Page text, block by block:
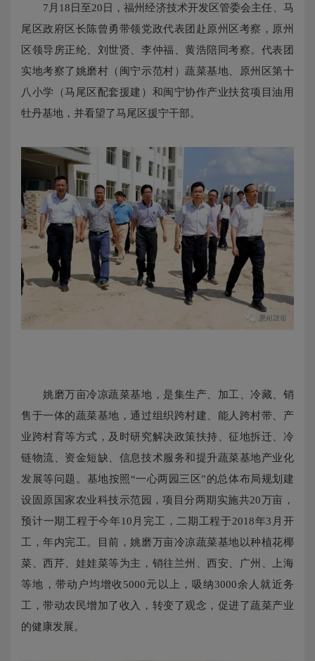
7 月 18日 至20日，福州经济技术开发区管委会主任、马
尾区政府区长陈曾勇带领党政代表团赴原州区考察，原州
区领导房正纶、刘世贤、李仲福、黄浩陪同考察。代表团
实地考察了姚磨村（闽宁示范村）蔬菜基地、原州区第十
八小学（马尾区配套援建）和闽宁协作产业扶贫项目油用
牡丹基地，并看望了马尾区援宁干部。
姚磨万亩冷凉蔬菜基地，是集生产、加工、冷藏、销
售于一体的蔬菜基地，通过组织跨村建、能人跨村带、产
业跨村育等方式，及时研究解决政策扶持、征地拆迁、冷
链物流、资金短缺、信息技术服务和提升蔬菜基地产业化
发展等问题。基地按照“一心两园三区”的总体布局规划建
设固原国家农业科技示范园，项目分两期实施共20万亩，
预计一期工程于今年10 月完工，二期工程于2018年3 月开
工，年内完工。目前，姚磨万亩冷凉蔬菜基地以种植花椰
菜、西芹、娃娃菜等为主，销往兰州、西安、广州、上海
等地，带动户均增收5000元以上，吸纳3000余人就近务
工，带动农民增加了收入，转变了观念，促进了蔬菜产业
的健康发展。